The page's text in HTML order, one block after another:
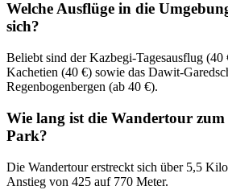
Welche Ausflüge in die
sich?
Beliebt sind der Kazbegi-Tagesausflug (40
Kachetien (40 €) sowie das Dawit-
Regenbogenbergen (ab 40 €).
Wie lang ist die Wandertour
Park?
Die Wandertour erstreckt sich über 5,5
Anstieg von 425 auf 770 Meter.